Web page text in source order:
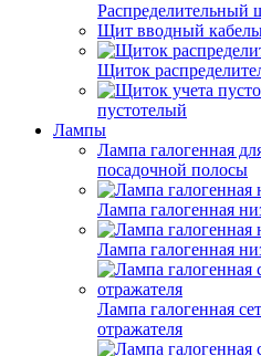
Распределительный
Щит вводный
Щиток
пустотелый
Лампы
Лампа галогенная
посадочной полосы
Лампа галогенная
Лампа галогенная
Лампа галогенная
отражателя